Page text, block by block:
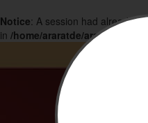
Notice: A session had already
in /home/araratde/